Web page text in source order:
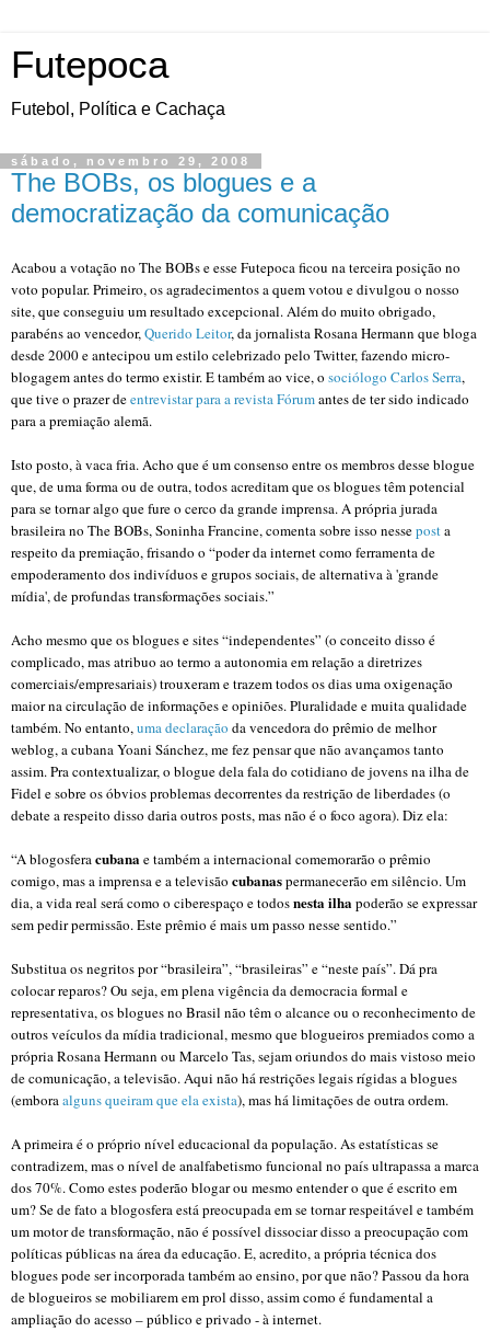
Futepoca
Futebol, Política e Cachaça
sábado, novembro 29, 2008
The BOBs, os blogues e a
democratização da comunicação
Acabou a votação no The BOBs e esse Futepoca ficou na terceira posição no
voto popular. Primeiro, os agradecimentos a quem votou e divulgou o nosso
site, que conseguiu um resultado excepcional. Além do muito obrigado,
parabéns ao vencedor,Querido Leitor, da jornalista Rosana Hermann que bloga
desde 2000 e antecipou um estilo celebrizado pelo Twitter, fazendo micro-
blogagem antes do termo existir. E também ao vice, o sociólogo Carlos Serra,
que tive o prazer deentrevistar para a revista Fórumantes de ter sido indicado
para a premiação alemã.
Isto posto, à vaca fria. Acho que é um consenso entre os membros desse blogue
que, de uma forma ou de outra, todos acreditam que os blogues têm potencial
para se tornar algo que fure o cerco da grande imprensa. A própria jurada
brasileira no The BOBs, Soninha Francine, comenta sobre isso nesseposta
respeito da premiação, frisando o “poder da internet como ferramenta de
empoderamento dos indivíduos e grupos sociais, de alternativa à 'grande
mídia', de profundas transformações sociais.”
Acho mesmo que os blogues e sites “independentes” (o conceito disso é
complicado, mas atribuo ao termo a autonomia em relação a diretrizes
comerciais/empresariais)trouxeram e trazem todos os dias uma oxigenação
maior na circulação de informações e opiniões. Pluralidade e muita qualidade
também. No entanto,uma declaração da vencedora do prêmio de melhor
weblog, a cubana Yoani Sánchez, me fez pensar que não avançamos tanto
assim. Pra contextualizar, o blogue dela fala do cotidiano de jovens na ilha de
Fidel e sobre os óbvios problemas decorrentes da restrição de liberdades (o
debate a respeito disso daria outros posts, mas não é o foco agora). Diz ela:
“A blogosferacubana e também a internacional comemorarão o prêmio
comigo, mas a imprensa e a televisão cubanaspermanecerão em silêncio. Um
dia, a vida real será como o ciberespaço e todosnesta ilha poderão se expressar
sem pedir permissão. Este prêmio é mais um passo nesse sentido.”
Substitua os negritos por “brasileira”, “brasileiras” e “neste país”. Dá pra
colocar reparos? Ou seja, em plena vigência da democracia formal e
representativa, os blogues no Brasil não têm o alcance ou o reconhecimento de
outros veículos da mídia tradicional, mesmo que blogueiros premiados como a
própria Rosana Hermann ou Marcelo Tas, sejam oriundos do mais vistoso meio
de comunicação, a televisão. Aqui não há restrições legais rígidas a blogues
(emboraalguns queiram que ela exista), mas há limitações de outra ordem.
A primeira é o próprio nível educacional da população. As estatísticas se
contradizem, mas o nível de analfabetismo funcional no país ultrapassa a marca
dos 70%. Como estes poderão blogar ou mesmo entender o que é escrito em
um? Se de fato a blogosfera está preocupada em se tornar respeitável e também
um motor de transformação, não é possível dissociar disso a preocupação com
políticas públicas na área da educação. E, acredito, a própria técnica dos
blogues pode ser incorporada também ao ensino, por que não? Passou da hora
de blogueiros se mobiliarem em prol disso, assim como é fundamental a
ampliação do acesso – público e privado - à internet.